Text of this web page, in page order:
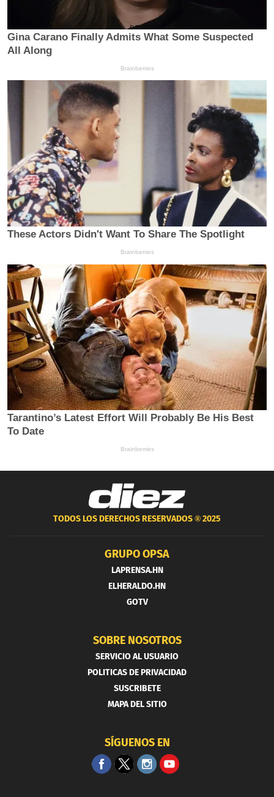
TODOS LOS DERECHOS RESERVADOS ®2025
GRUPO OPSA
LAPRENSA.HN
ELHERALDO.HN
GOTV
SOBRE NOSOTROS
SERVICIO AL USUARIO
POLITICAS DE PRIVACIDAD
SUSCRIBETE
MAPA DEL SITIO
SÍGUENOS EN